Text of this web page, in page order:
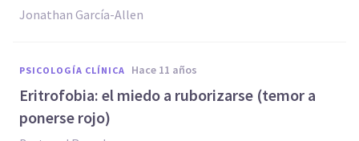
Jonathan García-Allen
PSICOLOGÍA CLÍNICA hace 11 años
Eritrofobia: el miedo a ruborizarse (temor a
ponerse rojo)